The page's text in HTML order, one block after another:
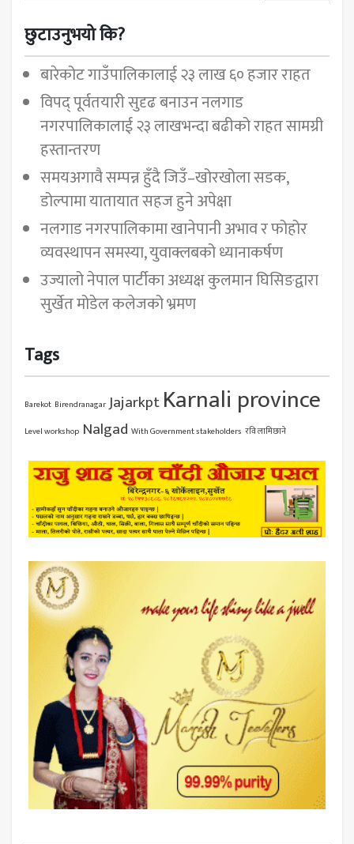
छुटाउनुभयो कि?
बारेकोट गाउँपालिकालाई २३ लाख ६० हजार राहत
विपद् पूर्वतयारी सुदृढ बनाउन नलगाड
नगरपालिकालाई २३ लाखभन्दा बढीको राहत सामग्री
हस्तान्तरण
समयअगावै सम्पन्न हुँदै जिउँ–खोरखोला सडक,
डोल्पामा यातायात सहज हुने अपेक्षा
नलगाड नगरपालिकामा खानेपानी अभाव र फोहोर
व्यवस्थापन समस्या, युवाक्लबको ध्यानाकर्षण
उज्यालो नेपाल पार्टीका अध्यक्ष कुलमान घिसिङद्वारा
सुर्खेत मोडेल कलेजको भ्रमण
Tags
Barekot Birendranagar JajarkptKarnali province
Level workshop Nalgad With Government stakeholders रवि लामिछाने